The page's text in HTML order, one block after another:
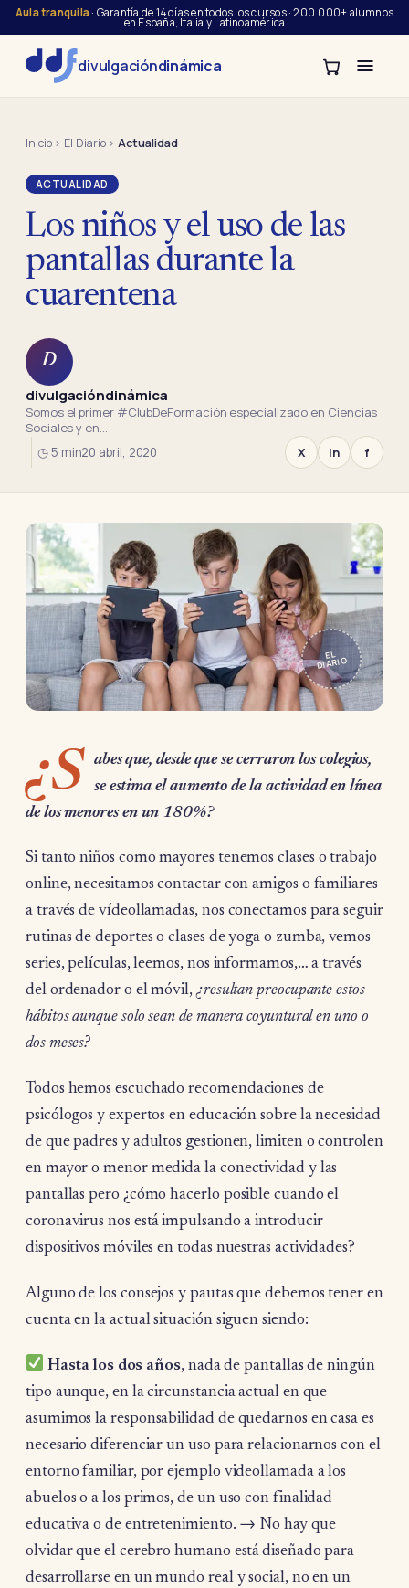
Aula tranquila· Garantía de 14 días en todos los cursos · 200.000+ alumnos
en España, Italia y Latinoamérica
divulgacióndinámica
Inicio› El Diario›Actualidad
ACTUALIDAD
Los niños y el uso de las
pantallas durante la
cuarentena
D
divulgacióndinámica
Somos el primer #ClubDeFormación especializado en Ciencias
Sociales y en…
◷ 5 min20 abril, 2020 X in f
EL
DIARIO
¿S
abes que, desde que se cerraron los colegios,
se estima el aumento de la actividad en línea
de los menores en un 180%?
Si tanto niños como mayores tenemos clases o trabajo
online, necesitamos contactar con amigos o familiares
a través de vídeollamadas, nos conectamos para seguir
rutinas de deportes o clases de yoga o zumba, vemos
series, películas, leemos, nos informamos,… a través
del ordenador o el móvil,¿resultan preocupante estos
hábitos aunque solo sean de manera coyuntural en uno o
dos meses?
Todos hemos escuchado recomendaciones de
psicólogos y expertos en educación sobre la necesidad
de que padres y adultos gestionen, limiten o controlen
en mayor o menor medida la conectividad y las
pantallas pero ¿cómo hacerlo posible cuando el
coronavirus nos está impulsando a introducir
dispositivos móviles en todas nuestras actividades?
Alguno de los consejos y pautas que debemos tener en
cuenta en la actual situación siguen siendo:
Hasta los dos años, nada de pantallas de ningún
tipo aunque, en la circunstancia actual en que
asumimos la responsabilidad de quedarnos en casa es
necesario diferenciar un uso para relacionarnos con el
entorno familiar, por ejemplo videollamada a los
abuelos o a los primos, de un uso con finalidad
educativa o de entretenimiento. → No hay que
olvidar que el cerebro humano está diseñado para
desarrollarse en un mundo real y social, no en un